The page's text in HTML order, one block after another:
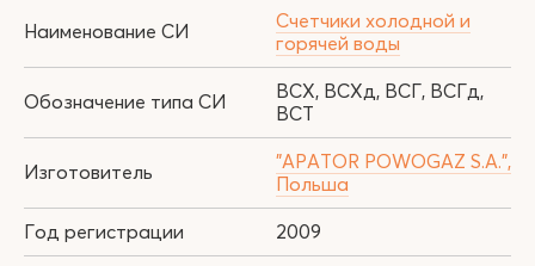
Наименование СИ
Счетчики холодной и
горячей воды
Обозначение типа СИ
ВСХ, ВСХд, ВСГ, ВСГд,
ВСТ
Изготовитель
"APATOR POWOGAZ S.A.",
Польша
Год регистрации
2009